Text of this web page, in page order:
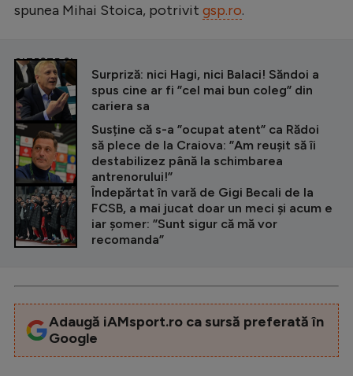
spunea Mihai Stoica, potrivit gsp.ro.
CITEȘTE ȘI
Surpriză: nici Hagi, nici Balaci! Săndoi a
spus cine ar fi ”cel mai bun coleg” din
cariera sa
Susține că s-a ”ocupat atent” ca Rădoi
să plece de la Craiova: ”Am reușit să îi
destabilizez până la schimbarea
antrenorului!”
Îndepărtat în vară de Gigi Becali de la
FCSB, a mai jucat doar un meci și acum e
iar șomer: ”Sunt sigur că mă vor
recomanda”
Adaugă iAMsport.ro ca sursă preferată în
Google